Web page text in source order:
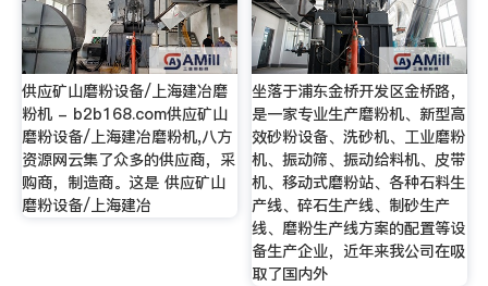
供应矿山磨粉设备/上海建冶磨
粉机 - b2b168.com供应矿山
磨粉设备/上海建冶磨粉机,八方
资源网云集了众多的供应商，采
购商，制造商。这是 供应矿山
磨粉设备/上海建冶
坐落于浦东金桥开发区金桥路，
是一家专业生产磨粉机、新型高
效砂粉设备、洗砂机、工业磨粉
机、振动筛、振动给料机、皮带
机、移动式磨粉站、各种石料生
产线、碎石生产线、制砂生产
线、磨粉生产线方案的配置等设
备生产企业，近年来我公司在吸
取了国内外